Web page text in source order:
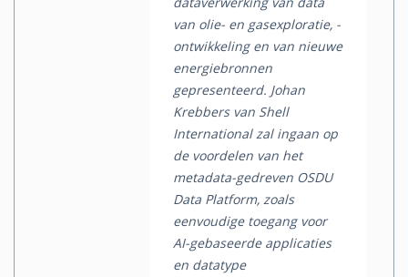
van olie- en gasexploratie, -
ontwikkeling en van nieuwe
energiebronnen
gepresenteerd. Johan
Krebbers van Shell
International zal ingaan op
de voordelen van het
metadata-gedreven OSDU
Data Platform, zoals
eenvoudige toegang voor
AI-gebaseerde applicaties
en datatype